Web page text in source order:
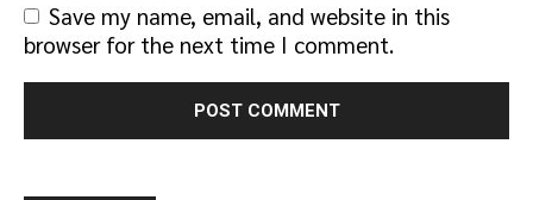
Save my name, email, and website in this
browser for the next time I comment.